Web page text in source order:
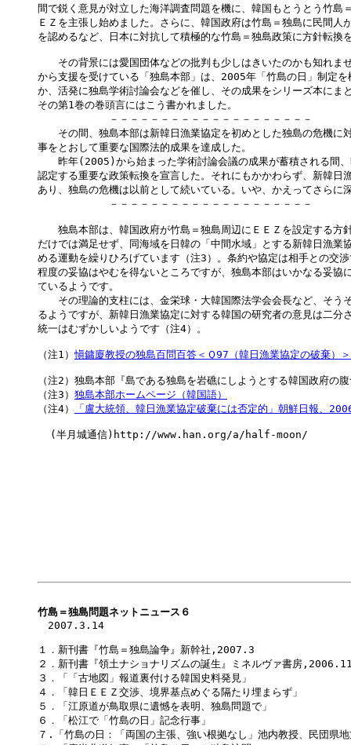
間で鋭く意見が対立した海洋調査問題を機に、韓国もとうとう竹島
ＥＺを主張し始めました。さらに、韓国政府は竹島＝独島に民間人
を認めるなど、日本に対抗して積極的な竹島＝独島政策に方針転換
その背景には愛国団体などの批判も少しはきいたのかも知れま
から支援を受けている「独島本部」は、2005年「竹島の日」制定
か、活発に独島学術討論会などを催し、その成果をシリーズ本にま
その第1巻の巻頭言にはこう書かれました。
－－－－－－－－－－－－－－－－－－－－
その間、独島本部は新韓日漁業協定を初めとした独島の危機に
事をとおして重要な国際法的成果を達成した。
昨年(2005)から始まった学術討論会議の成果が蓄積される間、
認定する重要な政策転換を宣言した。それにもかかわらず、新韓日
あり、独島の危機は以前として続いている。いや、かえってさらに
－－－－－－－－－－－－－－－－－－－－
独島本部は、韓国政府が竹島＝独島周辺にＥＥＺを設定する方
だけでは満足せず、同海域を日韓の「中間水域」とする新韓日漁業
める運動を繰りひろげています（注3）。条約や協定は相手との交
程度の妥協はやむを得ないところですが、独島本部はいかなる妥協
ているようです。
その理論的支柱には、金栄球・大韓国際法学会会長など、そう
るようですが、新韓日漁業協定に対する韓国の研究者の意見は二分
統一はむずかしいようです（注4）。
（注1）愼鏞廈教授の独島百問百答＜Ｑ97（韓日漁業協定の破棄）
（注2）独島本部『島である独島を岩礁にしようとする韓国政府の
（注3） 独島本部ホームページ（韓国語）
（注4）
「盧大統領、韓日漁業協定破棄には否定的」朝鮮日報、
  (半月城通信)http://www.han.org/a/half-moon/
竹島＝独島問題ネットニュース６
2007.3.14
１．新刊書『竹島＝独島論争』新幹社,2007.3
２．新刊書『領土ナショナリズムの誕生』ミネルヴァ書房
３．「「古地図」報道裏付ける韓国史料発見」
４．「韓日ＥＥＺ交渉、境界基点めぐる隔たり埋まらず」
５．「江原道が鳥取県に遺憾を表明、独島問題で」
６．「松江で「竹島の日」記念行事」
７.「竹島の日：「両国の主張、強い根拠なし」池内教授、民団県